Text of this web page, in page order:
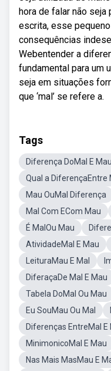
hora de falar não
escrita, esse
consequências
Webentender a
fundamental para um
seja em situações
que ‘mal’ se refere a.
Tags
Diferença DoMal E Mau
Qual a DiferençaEntre
Mau OuMal Diferença
Mal Com ECom Mau
É MalOu Mau
AtividadeMal E Mau
LeituraMau E Mal
DiferaçaDe Mal E Mau
Tabela DoMal Ou Mau
Eu SouMau Ou Mal
Diferenças EntreMal E
MinimonicoMal E Mau
Nas Mais MasMau E